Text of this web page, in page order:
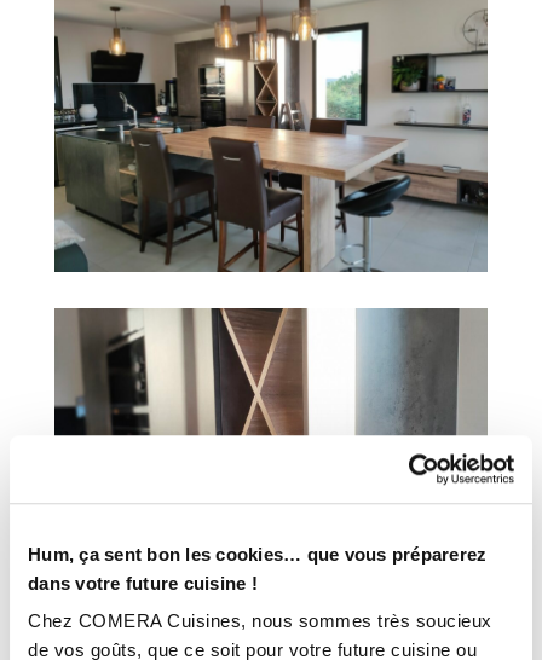
Hum, ça sent bon les cookies… que vous préparerez
dans votre future cuisine !
Chez COMERA Cuisines, nous sommes très soucieux
de vos goûts, que ce soit pour votre future cuisine ou